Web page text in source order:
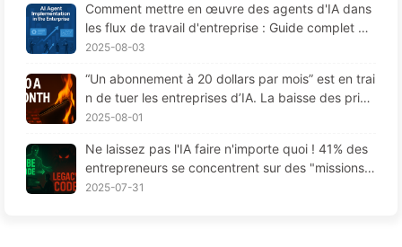
d'améliorer leur performance de 90 % ? — Appre
ndre lentement l'IA 169
Comment mettre en œuvre des agents d'IA dans
les flux de travail d'entreprise : Guide complet po
ur 2025 —— Apprenez l'IA lentement 166
2025-08-03
“Un abonnement à 20 dollars par mois” est en trai
n de tuer les entreprises d’IA. La baisse des prix
des Tokens est une illusion, la vraie dépense en I
2025-08-01
Ne laissez pas l'IA faire n'importe quoi ! 41% des
entrepreneurs se concentrent sur des "missions r
ouges", une technologie insuffisante provoque da
2025-07-31